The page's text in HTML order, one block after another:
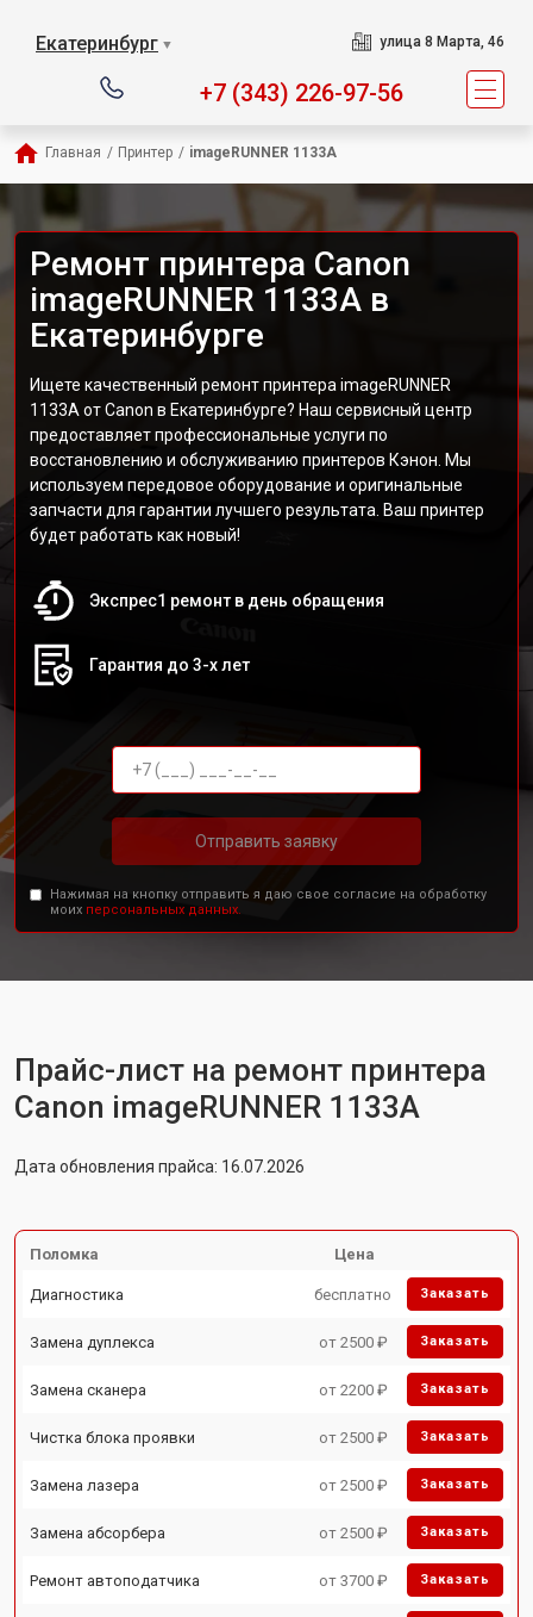
Екатеринбург ▼ улица 8 Марта, 46
+7 (343) 226-97-56
Главная / Принтер / imageRUNNER 1133A
Ремонт принтера Canon
imageRUNNER 1133A в
Екатеринбурге
Ищете качественный ремонт принтера imageRUNNER
1133A от Canon в Екатеринбурге? Наш сервисный центр
предоставляет профессиональные услуги по
восстановлению и обслуживанию принтеров Кэнон. Мы
используем передовое оборудование и оригинальные
запчасти для гарантии лучшего результата. Ваш принтер
будет работать как новый!
Экспрес1 ремонт в день обращения
Гарантия до 3-х лет
Отправить заявку
Нажимая на кнопку отправить я даю свое согласие на обработку
моих персональных данных.
Прайс-лист на ремонт принтера
Canon imageRUNNER 1133A
Дата обновления прайса: 16.07.2026
Поломка Цена
Диагностика бесплатно Заказать
Замена дуплекса от 2500 ₽ Заказать
Замена сканера от 2200 ₽ Заказать
Чистка блока проявки от 2500 ₽ Заказать
Замена лазера от 2500 ₽ Заказать
Замена абсорбера от 2500 ₽ Заказать
Ремонт автоподатчика от 3700 ₽ Заказать